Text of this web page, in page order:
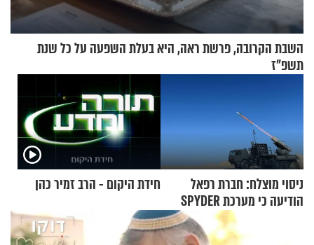
השבת הקרובה, פרשת ראה, היא בעלת השפעה על כל שנת
תשפ"ז
ניסוי מוצלח: חברת רפאל
הודיעה כי מערכת SPYDER
הצליחה ליירט כטב"ם
חידת היקום - הרב זמיר כהן